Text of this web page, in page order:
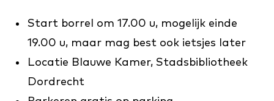
Start borrel om 17.00 u, mogelijk einde
19.00 u, maar mag best ook ietsjes later
Locatie Blauwe Kamer, Stadsbibliotheek
Dordrecht